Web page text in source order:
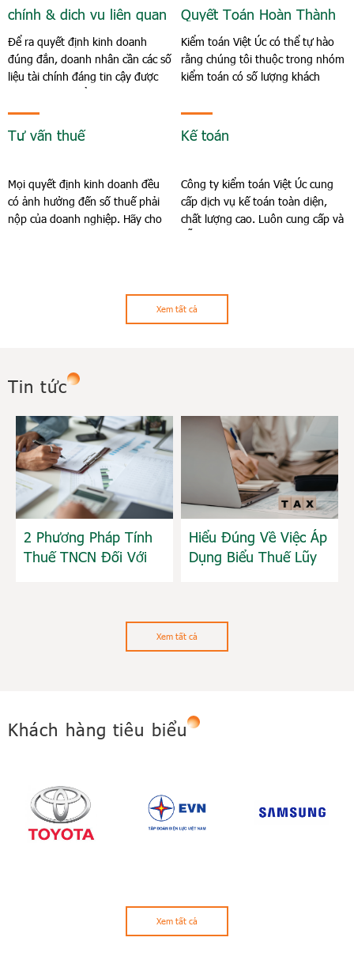
chính & dịch vụ liên quan
Để ra quyết định kinh doanh
đúng đắn, doanh nhân cần các số
liệu tài chính đáng tin cậy được
xác nhận bởi kiểm toán viên
Quyết Toán Hoàn Thành
Kiểm toán Việt Úc có thể tự hào
rằng chúng tôi thuộc trong nhóm
kiểm toán có số lượng khách
Tư vấn thuế
Mọi quyết định kinh doanh đều
có ảnh hưởng đến số thuế phải
nộp của doanh nghiệp. Hãy cho
Kế toán
Công ty kiểm toán Việt Úc cung
cấp dịch vụ kế toán toàn diện,
chất lượng cao. Luôn cung cấp và
Xem tất cả
Tin tức
2 Phương Pháp Tính
Thuế TNCN Đối Với
Hiểu Đúng Về Việc Áp
Dụng Biểu Thuế Lũy
Xem tất cả
Khách hàng tiêu biểu
Xem tất cả